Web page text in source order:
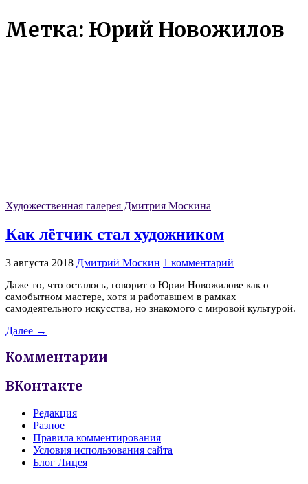
Метка: Юрий Новожилов
Художественная галерея Дмитрия Москина
Как лётчик стал художником
3 августа 2018 Дмитрий Москин 1 комментарий
Даже то, что осталось, говорит о Юрии Новожилове как о
самобытном мастере, хотя и работавшем в рамках
самодеятельного искусства, но знакомого с мировой культурой.
Далее →
Комментарии
ВКонтакте
Редакция
Разное
Правила комментирования
Условия использования сайта
Блог Лицея